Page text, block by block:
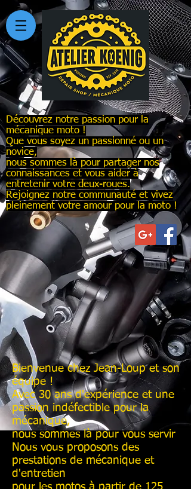
Découvrez notre passion pour la
mécanique moto !
Que vous soyez un passionné ou un
novice,
nous sommes là pour partager nos
connaissances et vous aider à
entretenir votre deux-roues.
Rejoignez notre communauté et vivez
pleinement votre amour pour la moto !
Bienvenue chez Jean-Loup et son
équipe !
Avec 30 ans d'expérience et une
passion indéfectible pour la
mécanique,
nous sommes là pour vous servir
Nous vous proposons des
prestations de mécanique et
d'entretien